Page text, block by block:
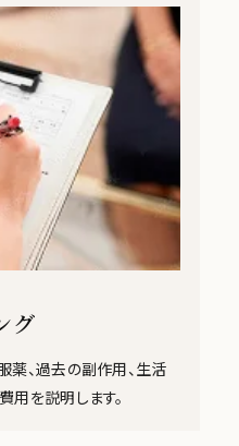
グ
薬、過去の副作用、生活
用を説明します。